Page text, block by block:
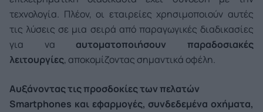
τεχνολογία. Πλέον, οι εταιρείες χρησιμοποιούν αυτές
τις λύσεις σε μια σειρά από παραγωγικές διαδικασίες
για να αυτοματοποιήσουν παραδοσιακές
λειτουργίες, αποκομίζοντας σημαντικά οφέλη.
Αυξάνοντας τις προσδοκίες των πελατών
Smartphones και εφαρμογές, συνδεδεμένα οχήματα,